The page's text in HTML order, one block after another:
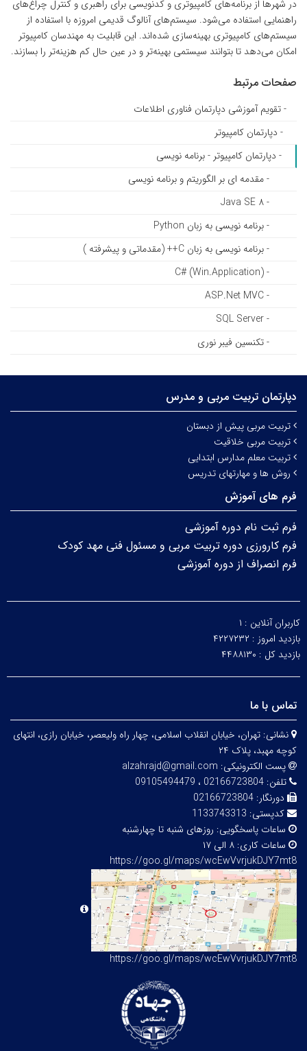
در شهرها از برنامه‌های کامپیوتری و کدنویسی برای راهبری و کنترل چراغ‌های
راهنمایی استفاده می‌شود. سیستم‌های آنالوگ قدیمی امروزه با استفاده از
سیستم‌های کامپیوتری بهینه‌سازی شده‌اند. این قابلیت به مهندسان کامپیوتر
امکان می‌دهد تا بتوانند سیستمی بهینه‌تر و در عین حال کم هزینه‌تر را بسازند.
صفحات مرتبط
- تقویم آموزشی دپارتمان فناوری اطلاعات
- دپارتمان کامپیوتر
- دپارتمان کامپیوتر - برنامه نویسی
- مقدمه ای بر الگوریتم و برنامه نویسی
- Java SE ۸
- برنامه نویسی به زبان Python
- برنامه نویسی به زبان C++ (مقدماتی و پیشرفته )
- C# (Win.Application)
- ASP.Net MVC
- SQL Server
- تکنسین فیبر نوری
دپارتمان تربیت‌ مربی و مدرس
تربیت مربی پیش از دبستان
تربیت مربی خلاقیت
تربیت معلم مدارس ابتدایی
روش ها و مهارتهای تدریس
فرم های آموزش
فرم ثبت نام دوره آموزشی
فرم کارورزی دوره تربیت مربی و مسئول فنی مهد کودک
فرم انصراف از دوره آموزشی
کاربران آنلاین : ۱
بازدید امروز : ۴۲۲۷۲۳۲
بازدید کل : ۴۴۸۸۱۳۰
تماس با ما
نشانی: تهران، خیابان انقلاب اسلامی، چهار راه ولیعصر، خیابان رازی، انتهای
کوچه مهبد، پلاک ۲۴
پست الکترونیکی: alzahrajd@gmail.com
تلفن: 02166723804 ، 09105494479
دورنگار: 02166723804
کدپستی: 1133743313
ساعات پاسخگویی: روزهای شنبه تا چهارشنبه
ساعات کاری: ۸ الی ۱۷
https://goo.gl/maps/wcEwVvrjukDJY7mt8
https://goo.gl/maps/wcEwVvrjukDJY7mt8